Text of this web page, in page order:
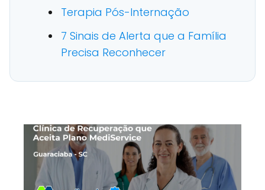
Terapia Pós-Internação
7 Sinais de Alerta que a Família
Precisa Reconhecer